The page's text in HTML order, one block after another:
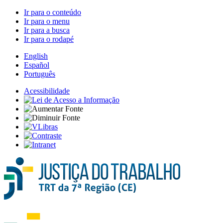
Ir para o conteúdo
Ir para o menu
Ir para a busca
Ir para o rodapé
English
Español
Português
Acessibilidade